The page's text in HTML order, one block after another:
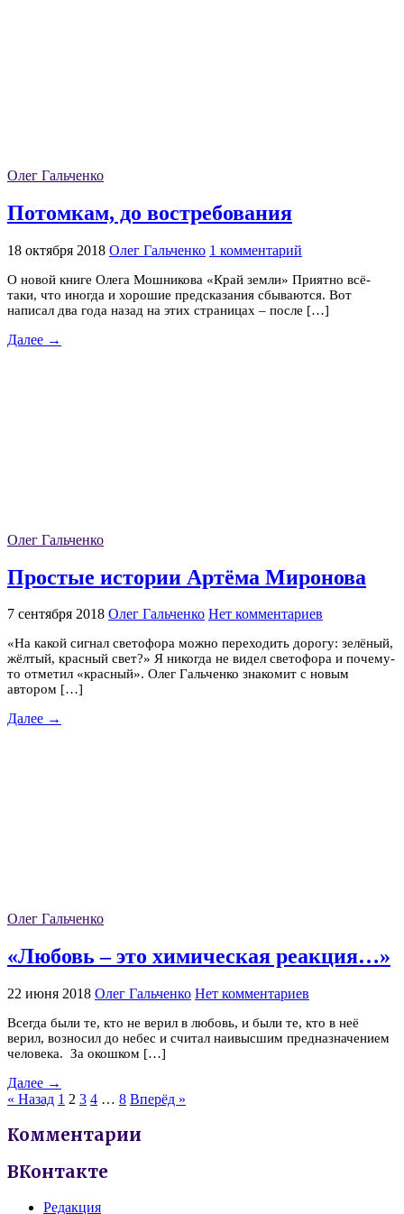
Олег Гальченко
Потомкам, до востребования
18 октября 2018 Олег Гальченко 1 комментарий
О новой книге Олега Мошникова «Край земли» Приятно всё-
таки, что иногда и хорошие предсказания сбываются. Вот
написал два года назад на этих страницах – после […]
Далее →
Олег Гальченко
Простые истории Артёма Миронова
7 сентября 2018 Олег Гальченко Нет комментариев
«На какой сигнал светофора можно переходить дорогу: зелёный,
жёлтый, красный свет?» Я никогда не видел светофора и почему-
то отметил «красный». Олег Гальченко знакомит с новым
автором […]
Далее →
Олег Гальченко
«Любовь – это химическая реакция…»
22 июня 2018 Олег Гальченко Нет комментариев
Всегда были те, кто не верил в любовь, и были те, кто в неё
верил, возносил до небес и считал наивысшим предназначением
человека. За окошком […]
Далее →
« Назад 1 2 3 4 … 8 Вперёд »
Комментарии
ВКонтакте
Редакция